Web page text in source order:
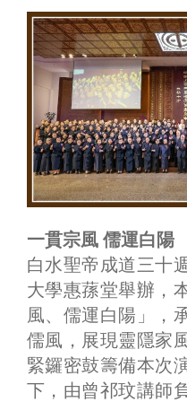
一貫宗風 儒運白陽
白水聖帝成道三十
大學惠蓀堂舉辦，
風、儒運白陽」，
儒風，展現靈隱家
緊鑼密鼓籌備本次
下，由曾祁玟講師